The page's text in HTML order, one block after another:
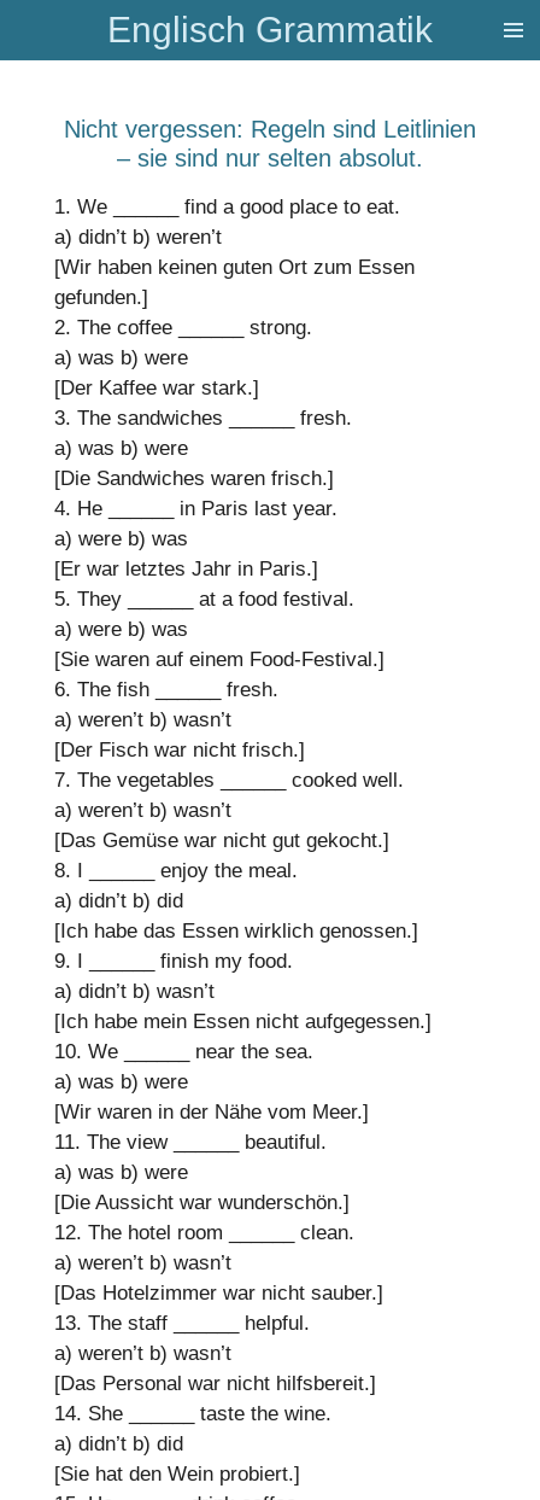
Hauptinhalt
Englisch Grammatik
Nicht vergessen: Regeln sind Leitlinien
– sie sind nur selten absolut.
1. We
find a good place to eat.
a) didn’t b) weren’t
[Wir haben keinen guten Ort zum Essen
gefunden.]
2. The coffee
strong.
a) was b) were
[Der Kaffee war stark.]
3. The sandwiches
fresh.
a) was b) were
[Die Sandwiches waren frisch.]
4. He
in Paris last year.
a) were b) was
[Er war letztes Jahr in Paris.]
5. They
at a food festival.
a) were b) was
[Sie waren auf einem Food-Festival.]
6. The fish
fresh.
a) weren’t b) wasn’t
[Der Fisch war nicht frisch.]
7. The vegetables
cooked well.
a) weren’t b) wasn’t
[Das Gemüse war nicht gut gekocht.]
8. I
enjoy the meal.
a) didn’t b) did
[Ich habe das Essen wirklich genossen.]
9. I
finish my food.
a) didn’t b) wasn’t
[Ich habe mein Essen nicht aufgegessen.]
10. We
near the sea.
a) was b) were
[Wir waren in der Nähe vom Meer.]
11. The view
beautiful.
a) was b) were
[Die Aussicht war wunderschön.]
12. The hotel room
clean.
a) weren’t b) wasn’t
[Das Hotelzimmer war nicht sauber.]
13. The staff
helpful.
a) weren’t b) wasn’t
[Das Personal war nicht hilfsbereit.]
14. She
taste the wine.
a) didn’t b) did
[Sie hat den Wein probiert.]